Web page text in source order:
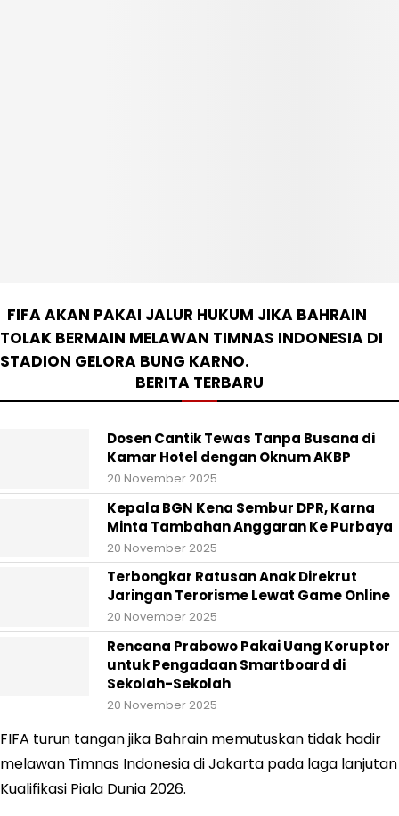
FIFA AKAN PAKAI JALUR HUKUM JIKA BAHRAIN
TOLAK BERMAIN MELAWAN TIMNAS INDONESIA DI
STADION GELORA BUNG KARNO.
BERITA TERBARU
Dosen Cantik Tewas Tanpa Busana di
Kamar Hotel dengan Oknum AKBP
20 November 2025
Kepala BGN Kena Sembur DPR, Karna
Minta Tambahan Anggaran Ke Purbaya
20 November 2025
Terbongkar Ratusan Anak Direkrut
Jaringan Terorisme Lewat Game Online
20 November 2025
Rencana Prabowo Pakai Uang Koruptor
untuk Pengadaan Smartboard di
Sekolah-Sekolah
20 November 2025
FIFA turun tangan jika Bahrain memutuskan tidak hadir
melawan Timnas Indonesia di Jakarta pada laga lanjutan
Kualifikasi Piala Dunia 2026.